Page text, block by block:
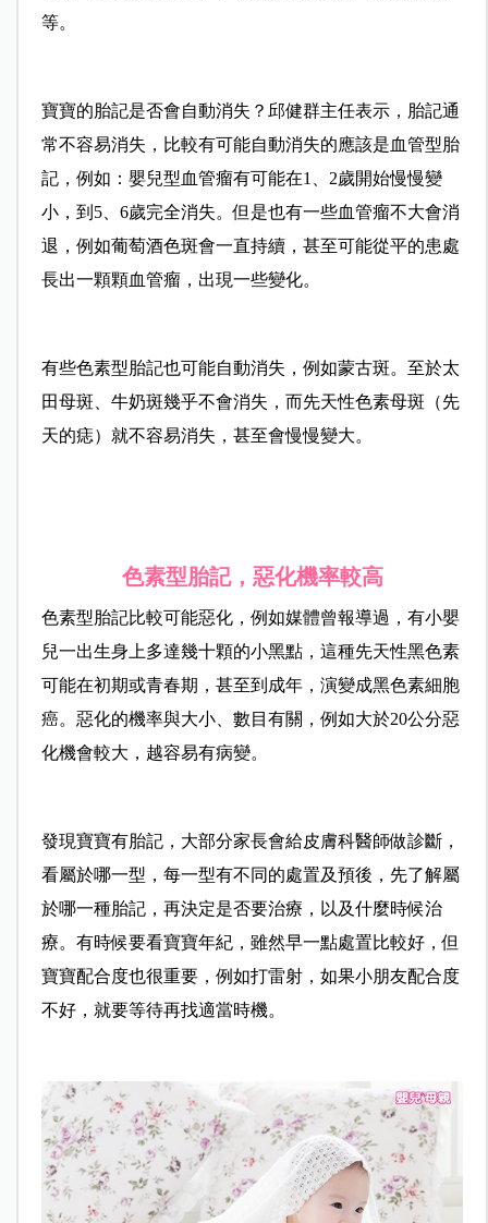
等。
寶寶的胎記是否會自動消失？邱健群主任表示，胎記通
常不容易消失，比較有可能自動消失的應該是血管型胎
記，例如：嬰兒型血管瘤有可能在1、2歲開始慢慢變
小，到5、6歲完全消失。但是也有一些血管瘤不大會消
退，例如葡萄酒色斑會一直持續，甚至可能從平的患處
長出一顆顆血管瘤，出現一些變化。
有些色素型胎記也可能自動消失，例如蒙古斑。至於太
田母斑、牛奶斑幾乎不會消失，而先天性色素母斑（先
天的痣）就不容易消失，甚至會慢慢變大。
色素型胎記，惡化機率較高
色素型胎記比較可能惡化，例如媒體曾報導過，有小嬰
兒一出生身上多達幾十顆的小黑點，這種先天性黑色素
可能在初期或青春期，甚至到成年，演變成黑色素細胞
癌。惡化的機率與大小、數目有關，例如大於20公分惡
化機會較大，越容易有病變。
發現寶寶有胎記，大部分家長會給皮膚科醫師做診斷，
看屬於哪一型，每一型有不同的處置及預後，先了解屬
於哪一種胎記，再決定是否要治療，以及什麼時候治
療。有時候要看寶寶年紀，雖然早一點處置比較好，但
寶寶配合度也很重要，例如打雷射，如果小朋友配合度
不好，就要等待再找適當時機。